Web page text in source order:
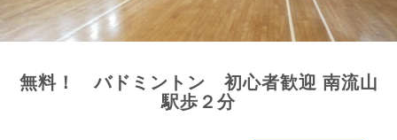
無料！ バドミントン 初心者歓迎 南流山
駅歩２分